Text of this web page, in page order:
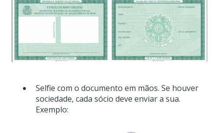
Selfie com o documento em mãos. Se houver
sociedade, cada sócio deve enviar a sua.
Exemplo: